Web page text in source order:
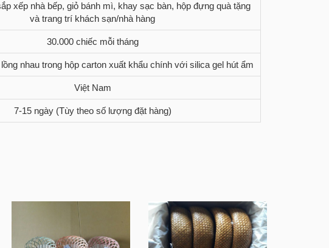
xếp nhà bếp, giỏ bánh mì, khay sạc bàn, hộp đựng quà tặng
và trang trí khách sạn/nhà hàng
30.000 chiếc mỗi tháng
nhau trong hộp carton xuất khẩu chính với silica gel hút ẩm
Việt Nam
7-15 ngày (Tùy theo số lượng đặt hàng)